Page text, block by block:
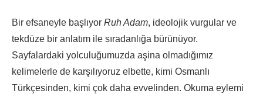
Bir efsaneyle başlıyor Ruh Adam, ideolojik vurgular ve
tekdüze bir anlatım ile sıradanlığa bürünüyor.
Sayfalardaki yolculuğumuzda aşina olmadığımız
kelimelerle de karşılıyoruz elbette, kimi Osmanlı
Türkçesinden, kimi çok daha evvelinden. Okuma eylemi